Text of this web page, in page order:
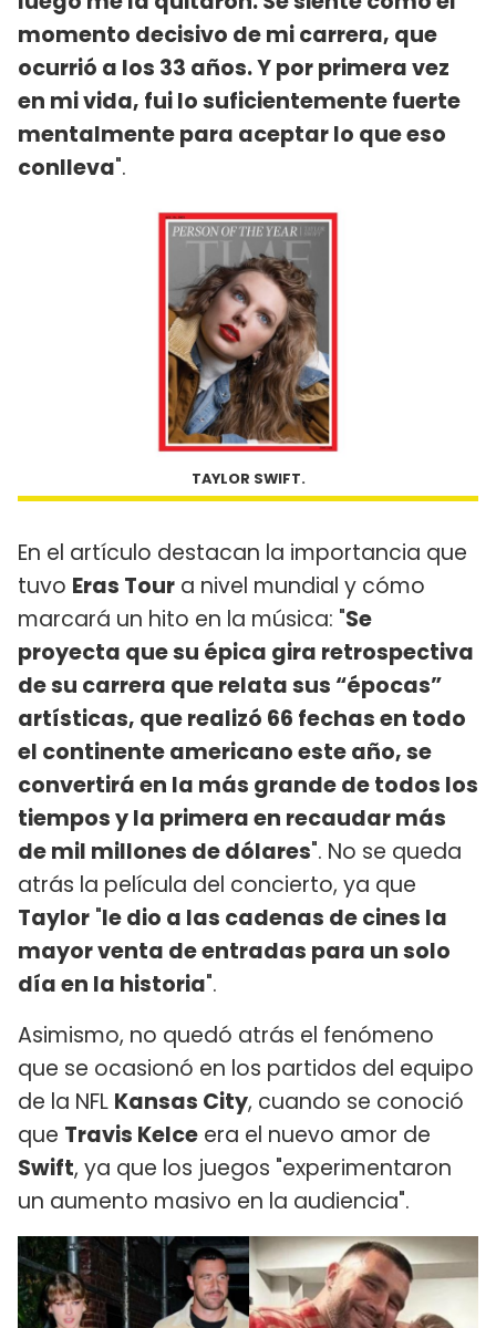
momento decisivo de mi carrera, que
ocurrió a los 33 años. Y por primera vez
en mi vida, fui lo suficientemente fuerte
mentalmente para aceptar lo que eso
conlleva".
TAYLOR SWIFT.
En el artículo destacan la importancia que
tuvo Eras Tour a nivel mundial y cómo
marcará un hito en la música: "Se
proyecta que su épica gira retrospectiva
de su carrera que relata sus “épocas”
artísticas, que realizó 66 fechas en todo
el continente americano este año, se
convertirá en la más grande de todos los
tiempos y la primera en recaudar más
de mil millones de dólares". No se queda
atrás la película del concierto, ya que
Taylor "le dio a las cadenas de cines la
mayor venta de entradas para un solo
día en la historia".
Asimismo, no quedó atrás el fenómeno
que se ocasionó en los partidos del equipo
de la NFL Kansas City, cuando se conoció
que Travis Kelce era el nuevo amor de
Swift, ya que los juegos "experimentaron
un aumento masivo en la audiencia".